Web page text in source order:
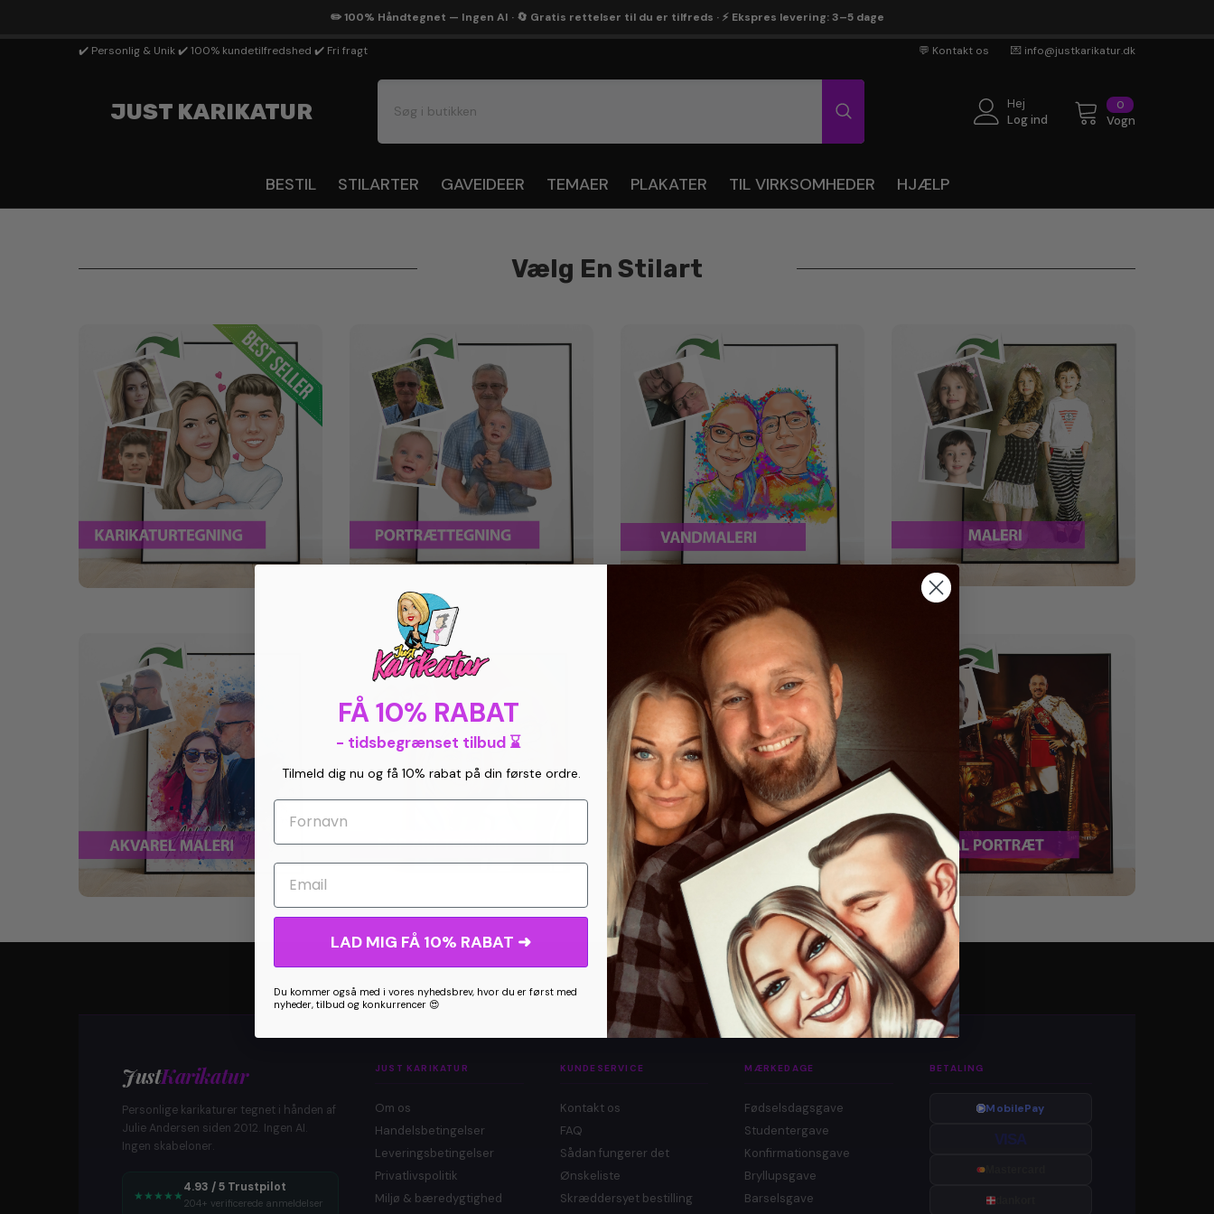
✏️ 100% Håndtegnet — Ingen AI · 🔄 Gratis rettelser til du er tilfreds · ⚡ Ekspres levering: 3–5 dage
✔️ Personlig & Unik ✔️ 100% kundetilfredshed ✔️ Fri fragt 💬 Kontakt os 💌 info@justkarikatur.dk
JUST KARIKATUR 00
genstande
Vogn
Hej
Log ind
BESTIL STILARTER GAVEIDEER TEMAER PLAKATER TIL VIRKSOMHEDER HJÆLP
Vælg En Stilart
JustKarikatur
Personlige karikaturer tegnet i hånden af
Julie Andersen siden 2012. Ingen AI.
Ingen skabeloner.
★ ★ ★ ★ ★
4.93 / 5 Trustpilot
204+ verificerede anmeldelser
JUST KARIKATUR
Om os
Handelsbetingelser
Leveringsbetingelser
Privatlivspolitik
Miljø & bæredygtighed
KUNDESERVICE
Kontakt os
FAQ
Sådan fungerer det
Ønskeliste
Skræddersyet bestilling
MÆRKEDAGE
Fødselsdagsgave
Studentergave
Konfirmationsgave
Bryllupsgave
Barselsgave
BETALING
MobilePay
VISA
Mastercard
dankort
FÅ 10% RABAT
- tidsbegrænset tilbud ⌛
Tilmeld dig nu og få 10% rabat på din første ordre.
Email
LAD MIG FÅ 10% RABAT ➜
Du kommer også med i vores nyhedsbrev, hvor du er først med
nyheder, tilbud og konkurrencer 😍